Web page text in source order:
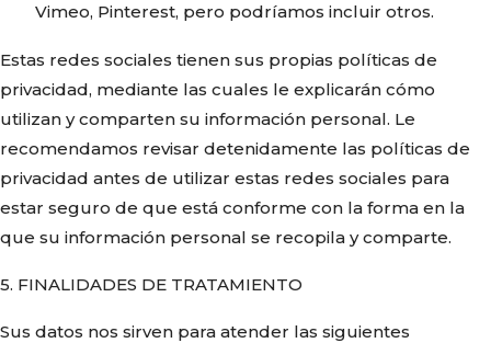
Vimeo, Pinterest, pero podríamos incluir otros.
Estas redes sociales tienen sus propias políticas de
privacidad, mediante las cuales le explicarán cómo
utilizan y comparten su información personal. Le
recomendamos revisar detenidamente las políticas de
privacidad antes de utilizar estas redes sociales para
estar seguro de que está conforme con la forma en la
que su información personal se recopila y comparte.
5. FINALIDADES DE TRATAMIENTO
Sus datos nos sirven para atender las siguientes